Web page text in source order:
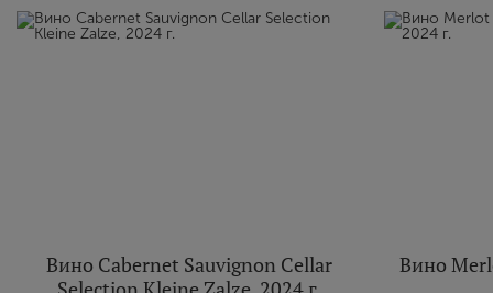
Вино Cabernet Sauvignon Cellar
Вино